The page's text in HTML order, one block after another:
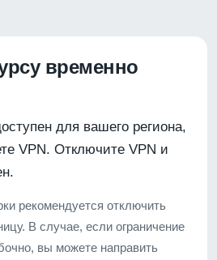
временно
для вашего региона,
VPN. Отключите VPN и
рекомендуется отключить
В случае, если ограничение
вы можете направить